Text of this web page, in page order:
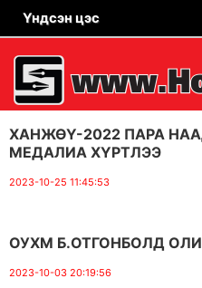
Үндсэн цэс
ХАНЖӨҮ-2022 ПАРА
МЕДАЛИА ХҮРТЛЭЭ
2023-10-25 11:45:53
ОУХМ Б.ОТГОНБОЛД
2023-10-03 20:19:56